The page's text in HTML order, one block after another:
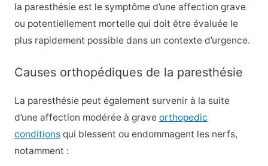
la paresthésie est le symptôme d’une affection grave
ou potentiellement mortelle qui doit être évaluée le
plus rapidement possible dans un contexte d’urgence.
Causes orthopédiques de la paresthésie
La paresthésie peut également survenir à la suite
d’une affection modérée à grave orthopedic
conditionsqui blessent ou endommagent les nerfs,
notamment :